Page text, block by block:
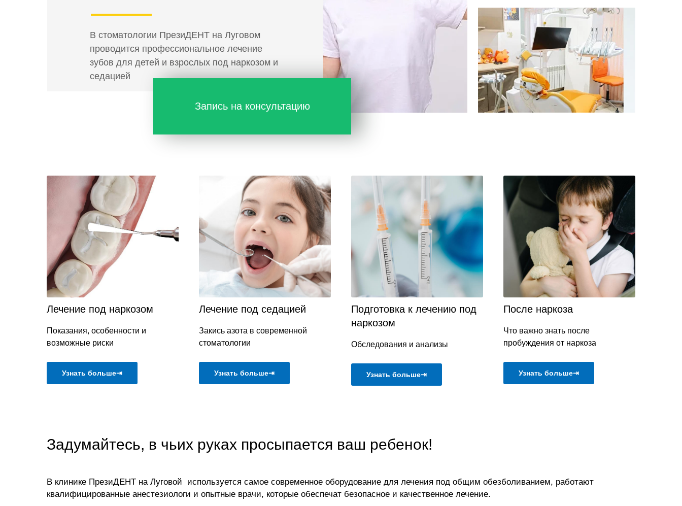
В стоматологии ПрезиДЕНТ на Луговом
проводится профессиональное лечение
зубов для детей и взрослых под наркозом и
седацией
Запись на консультацию
Лечение под наркозом
Показания, особенности и
возможные риски
Узнать больше⇥
Лечение под седацией
Закись азота в современной
стоматологии
Узнать больше⇥
Подготовка к лечению под
наркозом
Обследования и анализы
Узнать больше⇥
После наркоза
Что важно знать после
пробуждения от наркоза
Узнать больше⇥
Задумайтесь, в чьих руках просыпается ваш ребенок!
В клинике ПрезиДЕНТ на Луговой используется самое современное оборудование для лечения под общим обезболиванием, работают
квалифицированные анестезиологи и опытные врачи, которые обеспечат безопасное и качественное лечение.